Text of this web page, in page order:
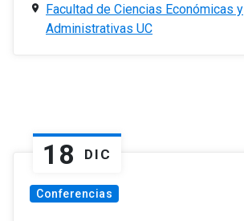
Facultad de Ciencias Económicas y
Administrativas UC
18 DIC
Conferencias